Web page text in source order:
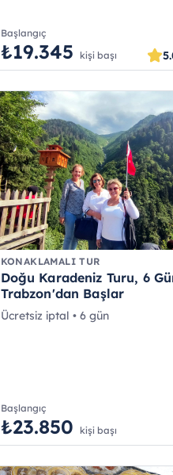
Başlangıç
₺19.345 kişi başı
KONAKLAMALI TUR
Doğu Karadeniz Turu, 6
Trabzon'dan Başlar
Ücretsiz iptal • 6 gün
Başlangıç
₺23.850 kişi başı